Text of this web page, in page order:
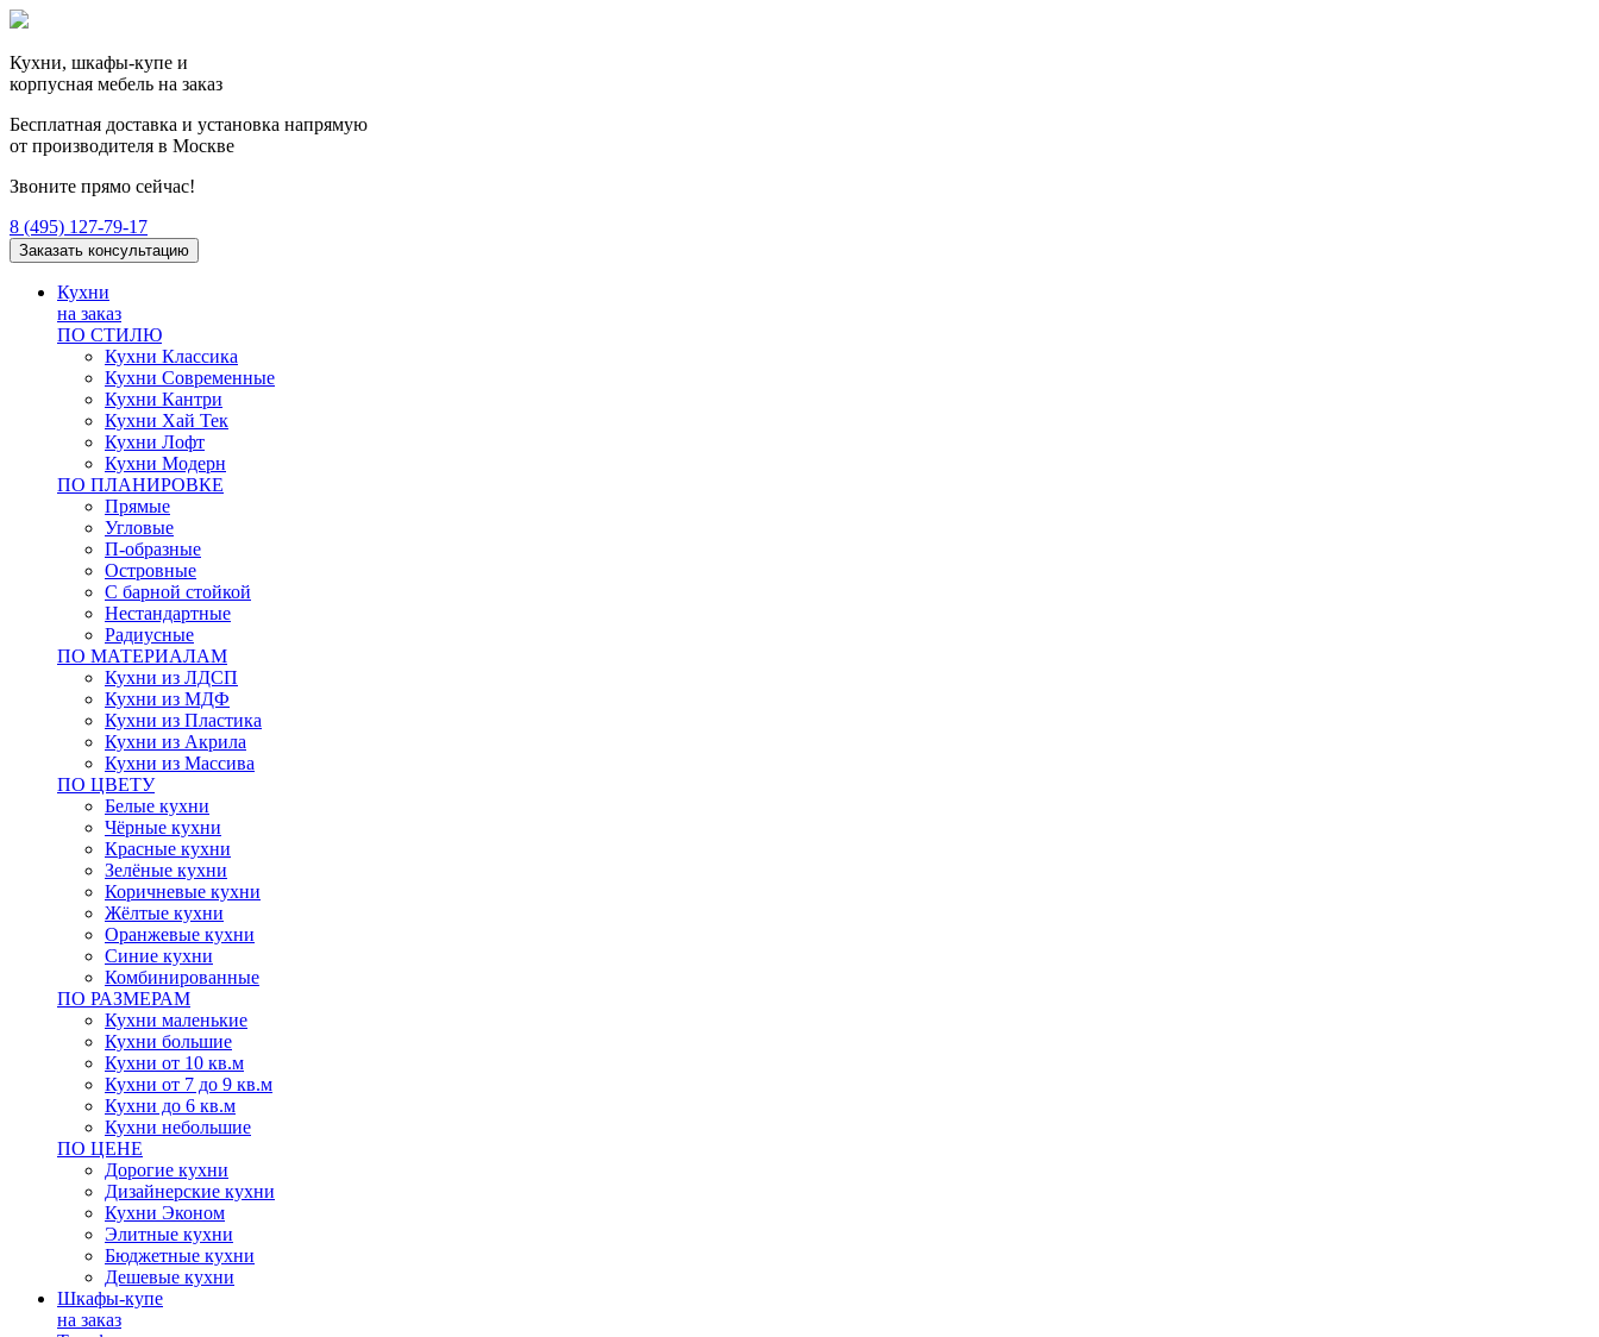
Кухни, шкафы-купе и
корпусная мебель на заказ
Бесплатная доставка и установка напрямую
от производителя в Москве
Звоните прямо сейчас!
8 (495) 127-79-17
Заказать консультацию
Кухни
на заказ
ПО СТИЛЮ
Кухни Классика
Кухни Современные
Кухни Кантри
Кухни Хай Тек
Кухни Лофт
Кухни Модерн
ПО ПЛАНИРОВКЕ
Прямые
Угловые
П-образные
Островные
С барной стойкой
Нестандартные
Радиусные
ПО МАТЕРИАЛАМ
Кухни из ЛДСП
Кухни из МДФ
Кухни из Пластика
Кухни из Акрила
Кухни из Массива
ПО ЦВЕТУ
Белые кухни
Чёрные кухни
Красные кухни
Зелёные кухни
Коричневые кухни
Жёлтые кухни
Оранжевые кухни
Синие кухни
Комбинированные
ПО РАЗМЕРАМ
Кухни маленькие
Кухни большие
Кухни от 10 кв.м
Кухни от 7 до 9 кв.м
Кухни до 6 кв.м
Кухни небольшие
ПО ЦЕНЕ
Дорогие кухни
Дизайнерские кухни
Кухни Эконом
Элитные кухни
Бюджетные кухни
Дешевые кухни
Шкафы-купе
на заказ